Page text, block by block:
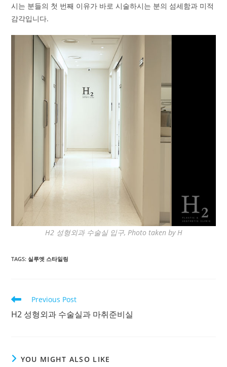
시는 분들의 첫 번째 이유가 바로 시술하시는 분의 섬세함과 미적
감각입니다.
H2 성형외과 수술실 입구, Photo taken by H
TAGS:실루엣 스타일링
Read
articles
Previous Post
H2 성형외과 수술실과 마취준비실
YOU MIGHT ALSO LIKE